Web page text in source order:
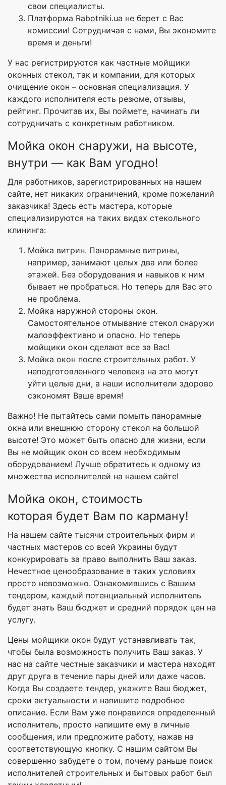
свои специалисты.
Платформа Rabotniki.ua не берет с Вас
комиссии! Сотрудничая с нами, Вы экономите
время и деньги!
У нас регистрируются как частные мойщики
оконных стекол, так и компании, для которых
очищение окон – основная специализация. У
каждого исполнителя есть резюме, отзывы,
рейтинг. Прочитав их, Вы поймете, начинать ли
сотрудничать с конкретным работником.
Мойка окон снаружи, на высоте,
внутри — как Вам угодно!
Для работников, зарегистрированных на нашем
сайте, нет никаких ограничений, кроме пожеланий
заказчика! Здесь есть мастера, которые
специализируются на таких видах стекольного
клининга:
Мойка витрин. Панорамные витрины,
например, занимают целых два или более
этажей. Без оборудования и навыков к ним
бывает не пробраться. Но теперь для Вас это
не проблема.
Мойка наружной стороны окон.
Самостоятельное отмывание стекол снаружи
малоэффективно и опасно. Но теперь
мойщики окон сделают все за Вас!
Мойка окон после строительных работ. У
неподготовленного человека на это могут
уйти целые дни, а наши исполнители здорово
сэкономят Ваше время!
Важно! Не пытайтесь сами помыть панорамные
окна или внешнюю сторону стекол на большой
высоте! Это может быть опасно для жизни, если
Вы не мойщик окон со всем необходимым
оборудованием! Лучше обратитесь к одному из
множества исполнителей на нашем сайте!
Мойка окон, стоимость
которая будет Вам по карману!
На нашем сайте тысячи строительных фирм и
частных мастеров со всей Украины будут
конкурировать за право выполнить Ваш заказ.
Нечестное ценообразование в таких условиях
просто невозможно. Ознакомившись с Вашим
тендером, каждый потенциальный исполнитель
будет знать Ваш бюджет и средний порядок цен на
услугу.
Цены мойщики окон будут устанавливать так,
чтобы была возможность получить Ваш заказ. У
нас на сайте честные заказчики и мастера находят
друг друга в течение пары дней или даже часов.
Когда Вы создаете тендер, укажите Ваш бюджет,
сроки актуальности и напишите подробное
описание. Если Вам уже понравился определенный
исполнитель, просто напишите ему в личные
сообщения, или предложите работу, нажав на
соответствующую кнопку. С нашим сайтом Вы
совершенно забудете о том, почему раньше поиск
исполнителей строительных и бытовых работ был